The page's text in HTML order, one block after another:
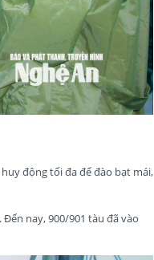
động tối đa để đào bạt mái,
nay, 900/901 tàu đã vào